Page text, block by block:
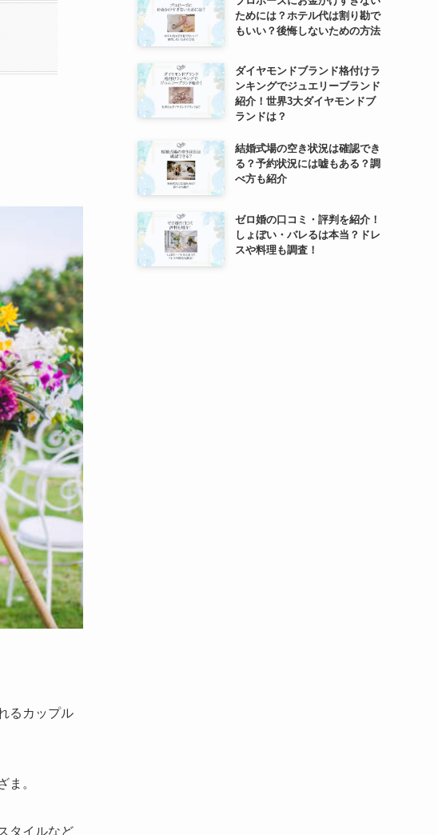
るカップル
ま。
タイルなど
ためには？ホテル代は割り勘で
もいい？後悔しないための方法
ダイヤモンドブランド格付けラ
ンキングでジュエリーブランド
紹介！世界3大ダイヤモンドブ
ランドは？
結婚式場の空き状況は確認でき
る？予約状況には嘘もある？調
べ方も紹介
ゼロ婚の口コミ・評判を紹介！
しょぼい・バレるは本当？ドレ
スや料理も調査！